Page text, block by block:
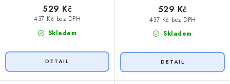
Skladem
437 Kč bez DPH
529 Kč
Skladem
437 Kč bez DPH
529 Kč